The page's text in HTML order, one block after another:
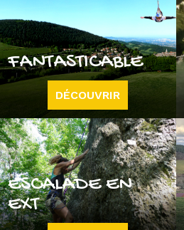
FANTASTICABLE
DÉCOUVRIR
ESCALADE EN
EXT